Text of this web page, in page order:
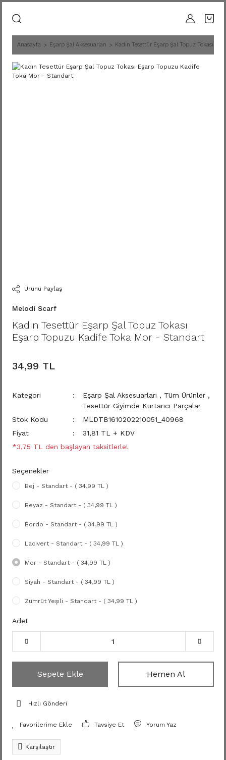
Anasayfa Eşarp Şal Aksesuarları Kadın Tesettür Eşarp Şal Topuz Tokası
Ürünü Paylaş
Melodi Scarf
Kadın Tesettür Eşarp Şal Topuz Tokası
Eşarp Topuzu Kadife Toka Mor - Standart
34,99 TL
Kategori Eşarp Şal Aksesuarları , Tüm Ürünler ,
Tesettür Giyimde Kurtarıcı Parçalar
Stok Kodu
MLDTB1610202210051_40968
Fiyat
31,81 TL + KDV
*3,75 TL den başlayan taksitlerle!
Seçenekler
Bej - Standart - ( 34,99 TL )
Beyaz - Standart - ( 34,99 TL )
Bordo - Standart - ( 34,99 TL )
Lacivert - Standart - ( 34,99 TL )
Mor - Standart - ( 34,99 TL )
Siyah - Standart - ( 34,99 TL )
Zümrüt Yeşili - Standart - ( 34,99 TL )
Adet
Sepete Ekle Hemen Al
Hızlı Gönderi
Tavsiye Et Yorum Yaz
Karşılaştır